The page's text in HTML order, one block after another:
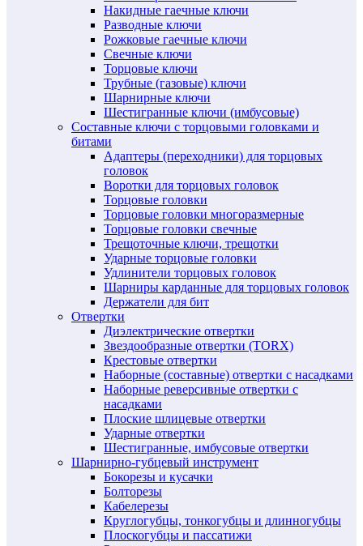
Накидные гаечные ключи
Разводные ключи
Рожковые гаечные ключи
Свечные ключи
Торцовые ключи
Трубные (газовые) ключи
Шарнирные ключи
Шестигранные ключи (имбусовые)
Составные ключи с торцовыми головками и
битами
Адаптеры (переходники) для торцовых
головок
Воротки для торцовых головок
Торцовые головки
Торцовые головки многоразмерные
Торцовые головки свечные
Трещоточные ключи, трещотки
Ударные торцовые головки
Удлинители торцовых головок
Шарниры карданные для торцовых головок
Держатели для бит
Отвертки
Диэлектрические отвертки
Звездообразные отвертки (TORX)
Крестовые отвертки
Наборные (составные) отвертки с насадками
Наборные реверсивные отвертки с
насадками
Плоские шлицевые отвертки
Ударные отвертки
Шестигранные, имбусовые отвертки
Шарнирно-губцевый инструмент
Бокорезы и кусачки
Болторезы
Кабелерезы
Круглогубцы, тонкогубцы и длинногубцы
Плоскогубцы и пассатижи